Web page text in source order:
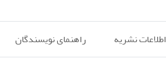
اطلاعات نشریه راهنمای نویسندگان